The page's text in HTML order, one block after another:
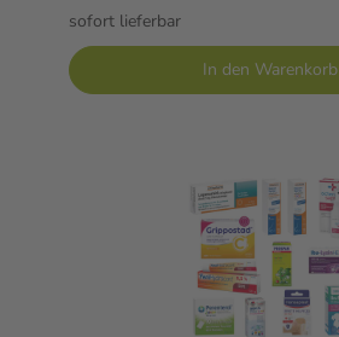
sofort lieferbar
In den Warenkorb